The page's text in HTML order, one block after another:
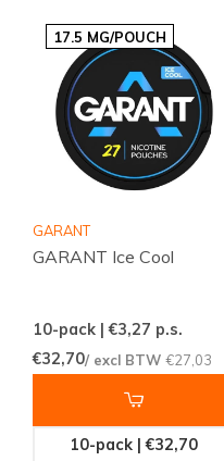
17.5 MG/POUCH
GARANT
GARANT Ice Cool
10-pack | €3,27 p.s.
€32,70/ excl BTW €27,03
10-pack | €32,70